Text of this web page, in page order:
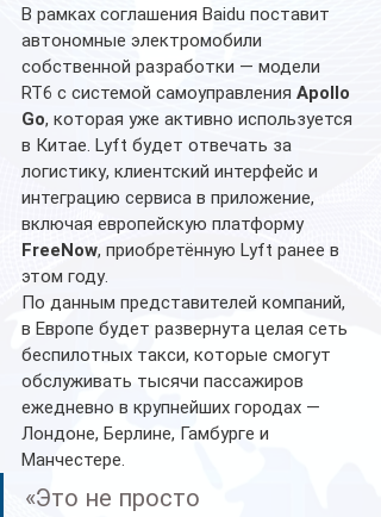
В рамках соглашения Baidu поставит
автономные электромобили
собственной разработки — модели
RT6 с системой самоуправления Apollo
Go, которая уже активно используется
в Китае. Lyft будет отвечать за
логистику, клиентский интерфейс и
интеграцию сервиса в приложение,
включая европейскую платформу
FreeNow, приобретённую Lyft ранее в
этом году.
По данным представителей компаний,
в Европе будет развернута целая сеть
беспилотных такси, которые смогут
обслуживать тысячи пассажиров
ежедневно в крупнейших городах —
Лондоне, Берлине, Гамбурге и
Манчестере.
«Это не просто